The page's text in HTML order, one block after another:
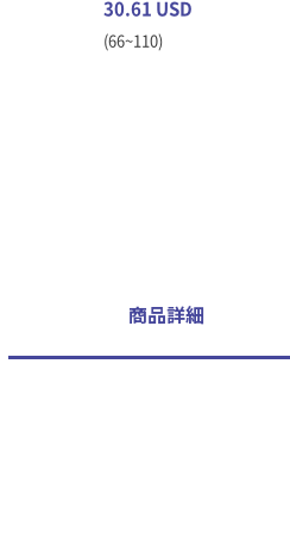
30.61 USD
(66~110)
商品詳細